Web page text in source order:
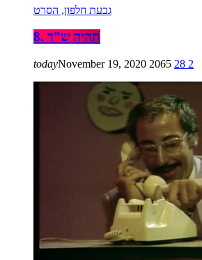
גבעת חלפון, הסרט
8. תהיה ש”ד
todayNovember 19, 2020 2065 28 2